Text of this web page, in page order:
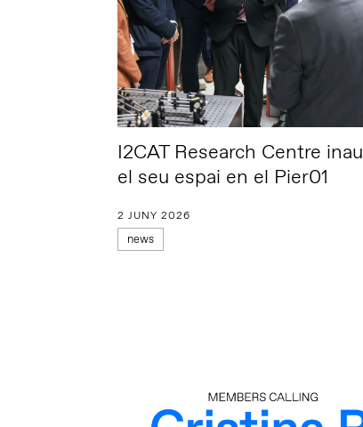
I2CAT Research Centre
el seu espai en el Pier01
2 JUNY 2026
news